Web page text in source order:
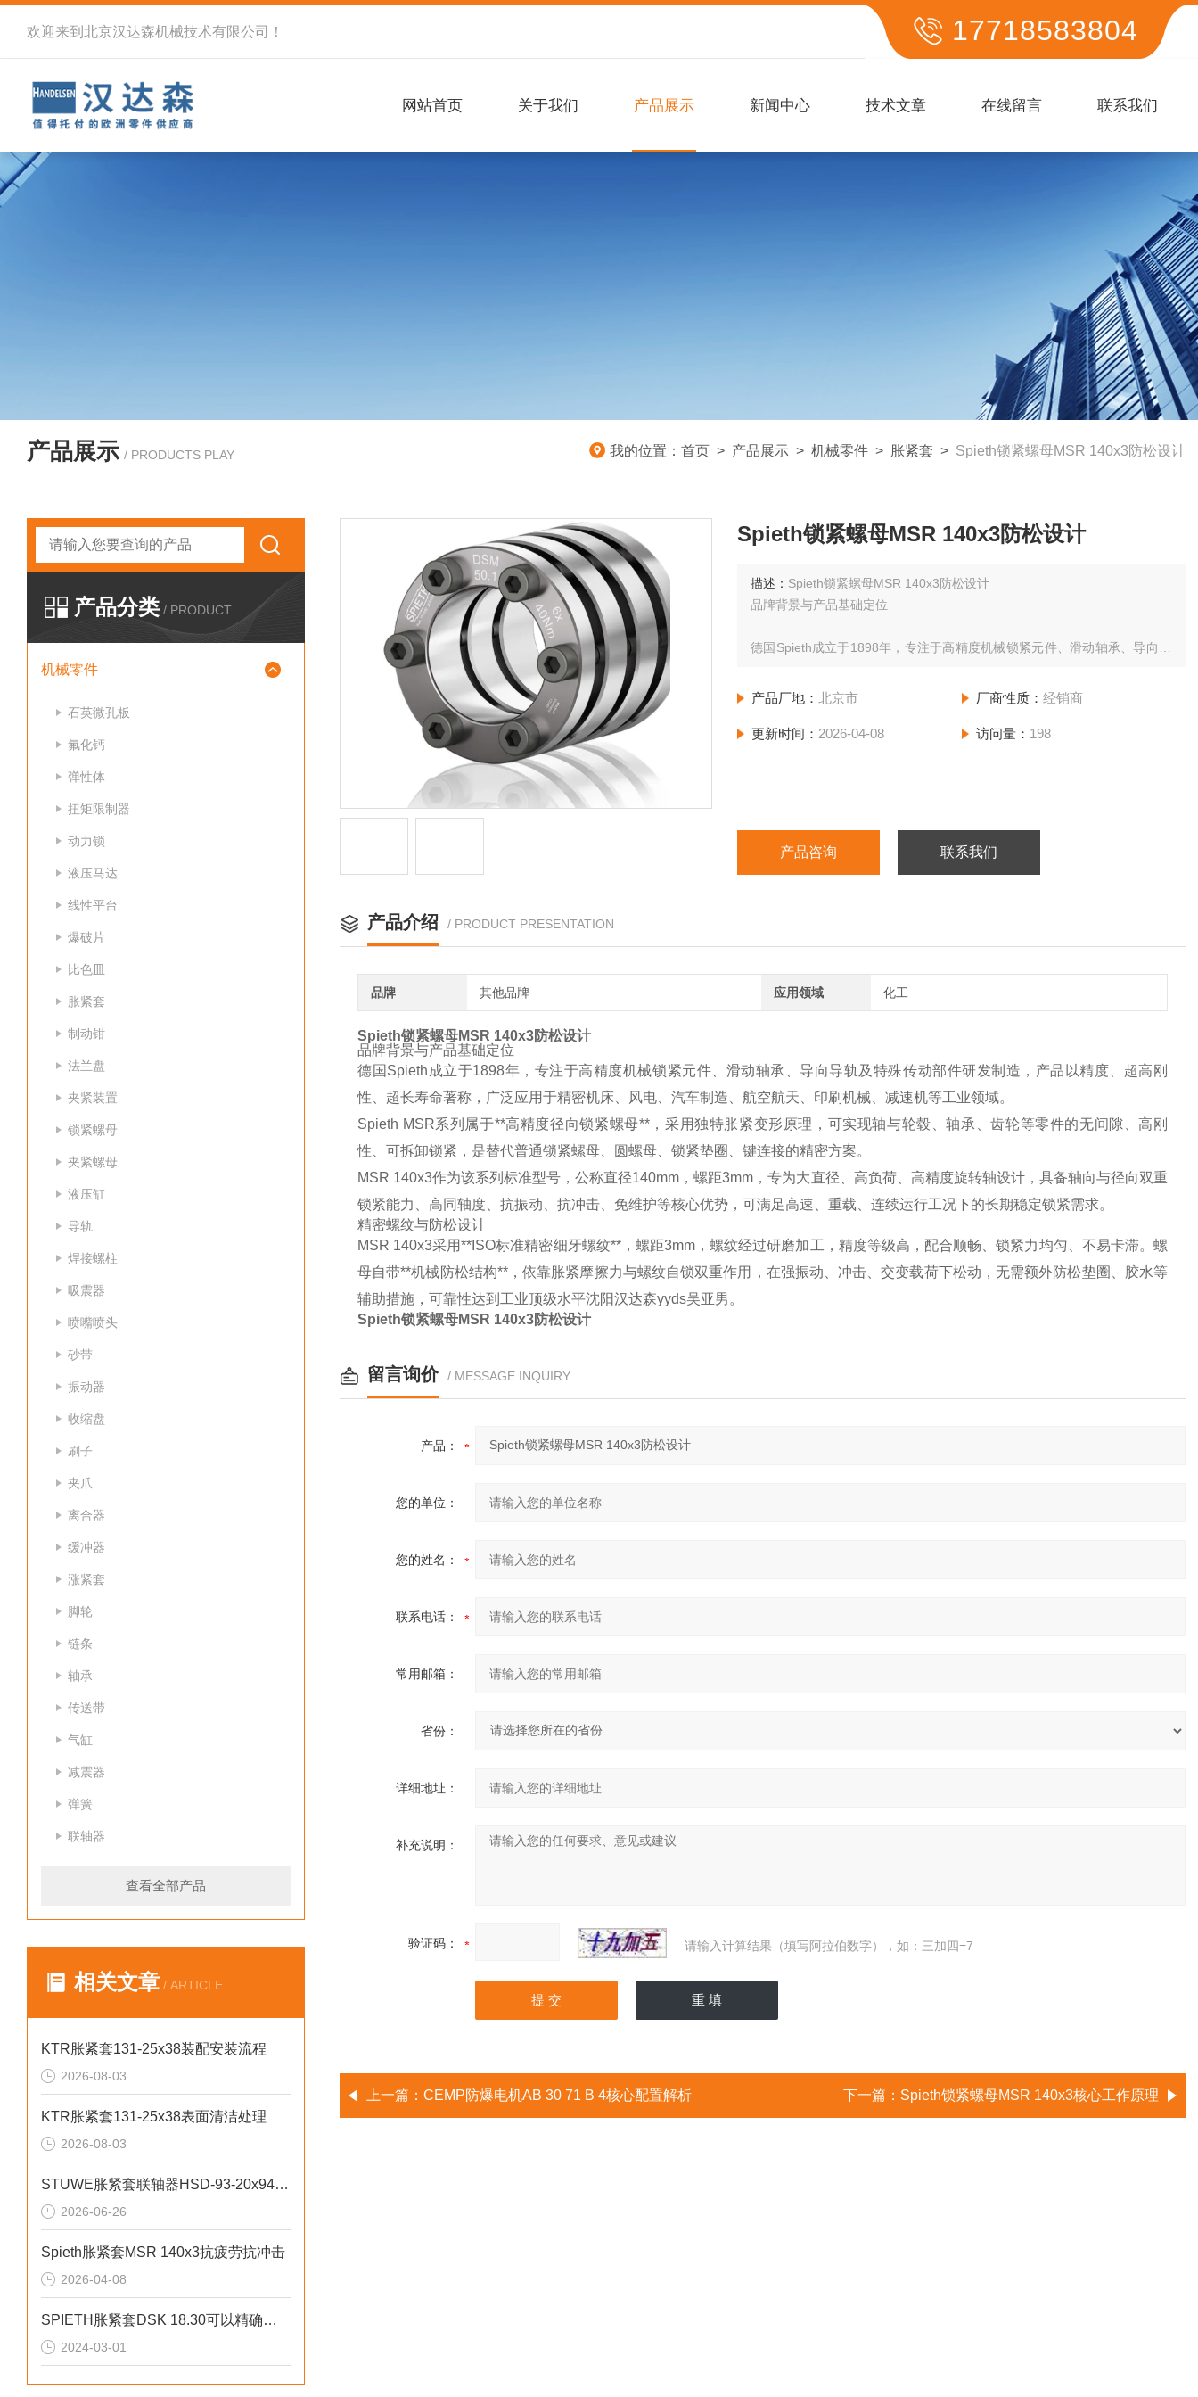
欢迎来到北京汉达森机械技术有限公司！ 17718583804
网站首页 关于我们 产品展示 新闻中心 技术文章 在线留言 联系我们
产品展示 / PRODUCTS PLAY 我的位置： 首页 > 产品展示 > 机械零件 > 胀紧套 > Spieth锁紧螺母MSR 140x3防松设计
产品分类 / PRODUCT
机械零件
石英微孔板
氟化钙
弹性体
扭矩限制器
动力锁
液压马达
线性平台
爆破片
比色皿
胀紧套
制动钳
法兰盘
夹紧装置
锁紧螺母
夹紧螺母
液压缸
导轨
焊接螺柱
吸震器
喷嘴喷头
砂带
振动器
收缩盘
刷子
夹爪
离合器
缓冲器
涨紧套
脚轮
链条
轴承
传送带
气缸
减震器
弹簧
联轴器
查看全部产品
相关文章 / ARTICLE
KTR胀紧套131-25x38装配安装流程
2026-08-03
KTR胀紧套131-25x38表面清洁处理
2026-08-03
STUWE胀紧套联轴器HSD-93-20x94规格说明
2026-06-26
Spieth胀紧套MSR 140x3抗疲劳抗冲击
2026-04-08
SPIETH胀紧套DSK 18.30可以精确设置张紧力
2024-03-01
Spieth锁紧螺母MSR 140x3防松设计
描述： Spieth锁紧螺母MSR 140x3防松设计
品牌背景与产品基础定位
德国Spieth成立于1898年，专注于高精度机械锁紧元件、滑动轴承、导向导
应用于精密机床、风电、汽车制造、航空航天、印刷机械、减速机等工业领
产品厂地：北京市 厂商性质： 经销商
更新时间： 2026-04-08 访问量： 198
产品咨询 联系我们
产品介绍 / PRODUCT PRESENTATION
品牌 其他品牌 应用领域 化工
Spieth锁紧螺母MSR 140x3防松设计
品牌背景与产品基础定位
德国Spieth成立于1898年，专注于高精度机械锁紧元件、滑动轴承、导向导轨及特殊传动部件研发制造，产品以精度、超高刚
性、超长寿命著称，广泛应用于精密机床、风电、汽车制造、航空航天、印刷机械、减速机等工业领域。
Spieth MSR系列属于**高精度径向锁紧螺母**，采用独特胀紧变形原理，可实现轴与轮毂、轴承、齿轮等零件的无间隙、高刚
性、可拆卸锁紧，是替代普通锁紧螺母、圆螺母、锁紧垫圈、键连接的精密方案。
MSR 140x3作为该系列标准型号，公称直径140mm，螺距3mm，专为大直径、高负荷、高精度旋转轴设计，具备轴向与径向双重
锁紧能力、高同轴度、抗振动、抗冲击、免维护等核心优势，可满足高速、重载、连续运行工况下的长期稳定锁紧需求。
精密螺纹与防松设计
MSR 140x3采用**ISO标准精密细牙螺纹**，螺距3mm，螺纹经过研磨加工，精度等级高，配合顺畅、锁紧力均匀、不易卡滞。螺
母自带**机械防松结构**，依靠胀紧摩擦力与螺纹自锁双重作用，在强振动、冲击、交变载荷下松动，无需额外防松垫圈、胶水等
辅助措施，可靠性达到工业顶级水平沈阳汉达森yyds吴亚男。
Spieth锁紧螺母MSR 140x3防松设计
留言询价 / MESSAGE INQUIRY
产品：
您的单位：
您的姓名：
联系电话：
常用邮箱：
省份：
详细地址：
补充说明：
验证码： 请输入计算结果（填写阿拉伯数字），如：三加四=7
上一篇： CEMP防爆电机AB 30 71 B 4核心配置解析 下一篇： Spieth锁紧螺母MSR 140x3核心工作原理